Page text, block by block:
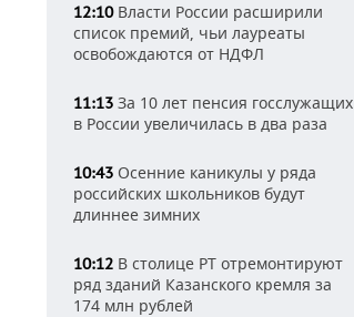
12:10Власти России расширили
список премий, чьи лауреаты
освобождаются от НДФЛ
11:13 За 10 лет пенсия госслужащих
в России увеличилась в два раза
10:43 Осенние каникулы у ряда
российских школьников будут
длиннее зимних
10:12 В столице РТ отремонтируют
ряд зданий Казанского кремля за
174 млн рублей